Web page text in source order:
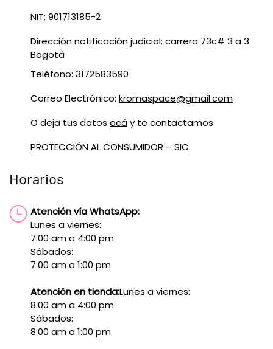
NIT: 901713185-2
Dirección notificación judicial: carrera 73c# 3 a 3
Bogotá
Teléfono: 3172583590
Correo Electrónico: kromaspace@gmail.com
O deja tus datos acáy te contactamos
PROTECCIÓN AL CONSUMIDOR – SIC
Horarios
Atención vía WhatsApp:
Lunes a viernes:
7:00 am a 4:00 pm
Sábados:
7:00 am a 1:00 pm
Atención en tienda:Lunes a viernes:
8:00 am a 4:00 pm
Sábados:
8:00 am a 1:00 pm